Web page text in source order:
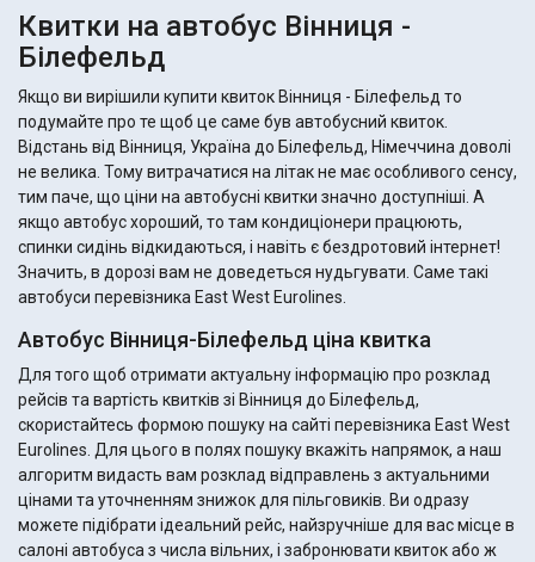
Квитки на автобус Вінниця -
Білефельд
Якщо ви вирішили купити квиток Вінниця - Білефельд то
подумайте про те щоб це саме був автобусний квиток.
Відстань від Вінниця, Україна до Білефельд, Німеччина доволі
не велика. Тому витрачатися на літак не має особливого сенсу,
тим паче, що ціни на автобусні квитки значно доступніші. А
якщо автобус хороший, то там кондиціонери працюють,
спинки сидінь відкидаються, і навіть є бездротовий інтернет!
Значить, в дорозі вам не доведеться нудьгувати. Саме такі
автобуси перевізника East West Eurolines.
Автобус Вінниця-Білефельд ціна квитка
Для того щоб отримати актуальну інформацію про розклад
рейсів та вартість квитків зі Вінниця до Білефельд,
скористайтесь формою пошуку на сайті перевізника East West
Eurolines. Для цього в полях пошуку вкажіть напрямок, а наш
алгоритм видасть вам розклад відправлень з актуальними
цінами та уточненням знижок для пільговиків. Ви одразу
можете підібрати ідеальний рейс, найзручніше для вас місце в
салоні автобуса з числа вільних, і забронювати квиток або ж